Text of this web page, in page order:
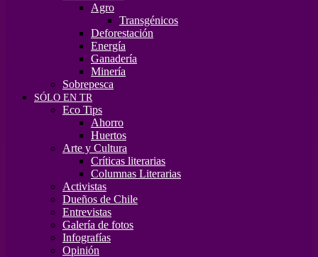
Agro
Transgénicos
Deforestación
Energía
Ganadería
Minería
Sobrepesca
SÓLO EN TR
Eco Tips
Ahorro
Huertos
Arte y Cultura
Críticas literarias
Columnas Literarias
Activistas
Dueños de Chile
Entrevistas
Galería de fotos
Infografías
Opinión